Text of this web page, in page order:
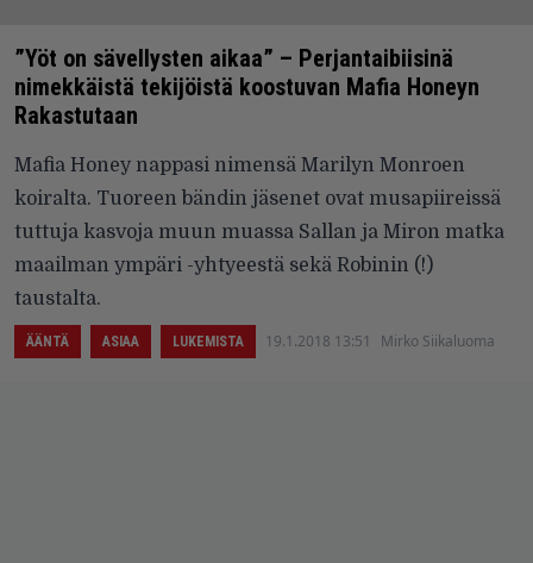
”Yöt on sävellysten aikaa” – Perjantaibiisinä
nimekkäistä tekijöistä koostuvan Mafia Honeyn
Rakastutaan
Mafia Honey nappasi nimensä Marilyn Monroen
koiralta. Tuoreen bändin jäsenet ovat musapiireissä
tuttuja kasvoja muun muassa Sallan ja Miron matka
maailman ympäri -yhtyeestä sekä Robinin (!)
taustalta.
ÄÄNTÄ ASIAA LUKEMISTA 19.1.2018 13:51 Mirko Siikaluoma